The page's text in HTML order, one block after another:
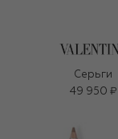
Серьги
49 950 ₽